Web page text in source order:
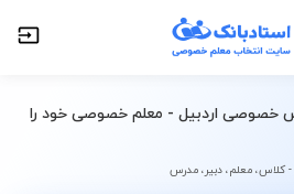
خصوصی اردبیل - معلم خصوصی خود را
کلاس، معلم، دبیر، مدرس
انتخاب درس